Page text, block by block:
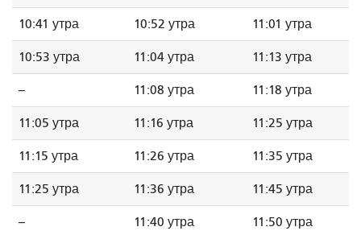
10:41 утра 10:52 утра 11:01 утра
10:53 утра 11:04 утра 11:13 утра
-- 11:08 утра 11:18 утра
11:05 утра 11:16 утра 11:25 утра
11:15 утра 11:26 утра 11:35 утра
11:25 утра 11:36 утра 11:45 утра
-- 11:40 утра 11:50 утра